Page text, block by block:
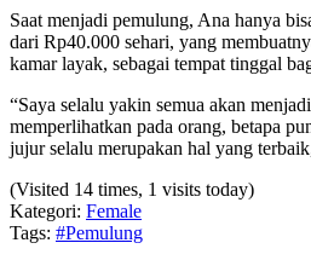
Saat menjadi pemulung, Ana hanya
dari Rp40.000 sehari, yang
kamar layak, sebagai tempat tinggal
“Saya selalu yakin semua akan
memperlihatkan pada orang, betapa
jujur selalu merupakan hal yang
(Visited 14 times, 1 visits today)
Kategori: Female
Tags: #Pemulung